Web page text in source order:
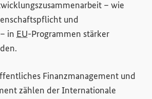
– wie
und
in EU-Programmen stärker
Finanzmanagement und
zählen der Internationale